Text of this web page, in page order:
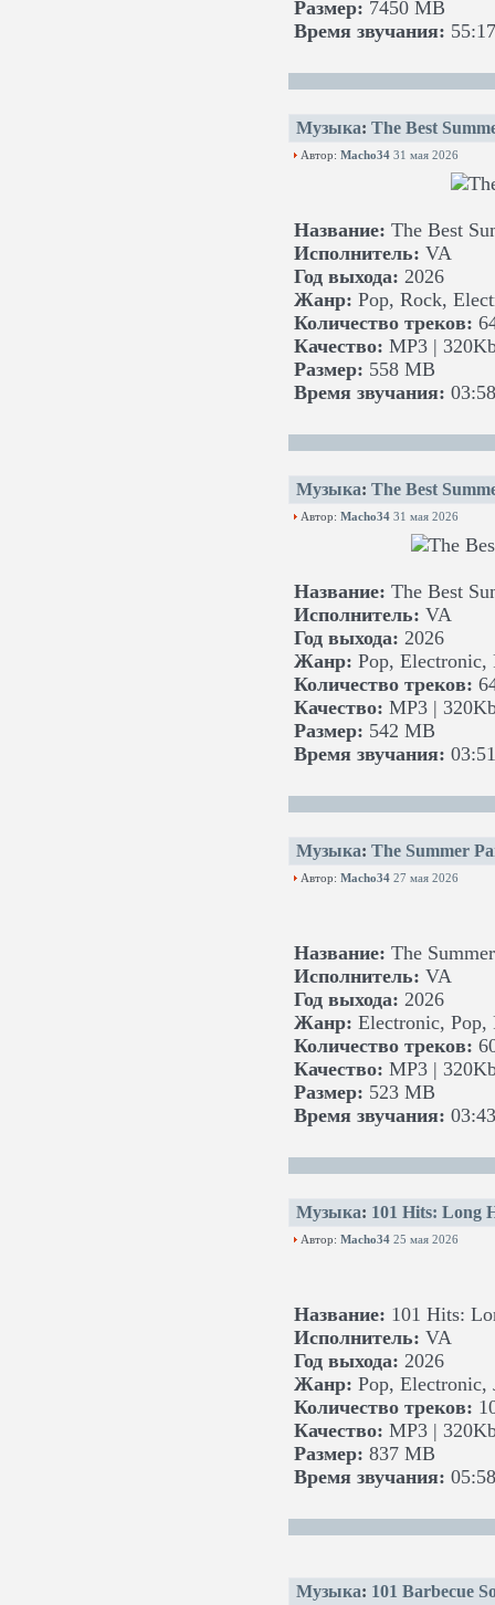
Размер: 7450 MB
Время звучания:
Музыка: The Best
Автор: Macho34 31 мая 2026
Название: The Best
Исполнитель: VA
Год выхода: 2026
Жанр: Pop, Rock,
Количество треков:
Качество: MP3 |
Размер: 558 MB
Время звучания:
Музыка: The Best
Автор: Macho34 31 мая 2026
Название: The Best
Исполнитель: VA
Год выхода: 2026
Жанр: Pop, Electronic,
Количество треков:
Качество: MP3 |
Размер: 542 MB
Время звучания:
Музыка: The Summer
Автор: Macho34 27 мая 2026
Название: The
Исполнитель: VA
Год выхода: 2026
Жанр: Electronic,
Количество треков:
Качество: MP3 |
Размер: 523 MB
Время звучания:
Музыка: 101 Hits: Long
Автор: Macho34 25 мая 2026
Название: 101 Hits:
Исполнитель: VA
Год выхода: 2026
Жанр: Pop, Electronic,
Количество треков:
Качество: MP3 |
Размер: 837 MB
Время звучания:
Музыка: 101 Barbecue